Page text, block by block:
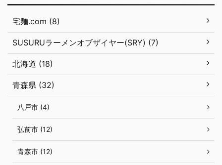
宅麺.com (8)
SUSURUラーメンオブザイヤー(SRY) (7)
北海道 (18)
青森県 (32)
八戸市 (4)
弘前市 (12)
青森市 (12)